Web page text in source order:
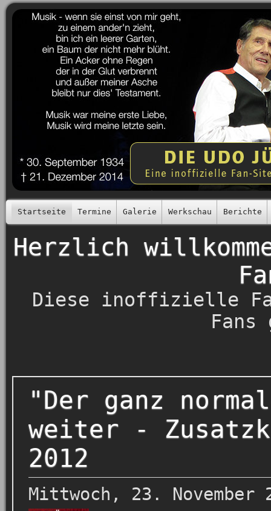
Startseite Termine Galerie Werkschau Berichte
Herzlich
Diese inoffizielle
"Der ganz
weiter -
2012
Mittwoch, 23. November